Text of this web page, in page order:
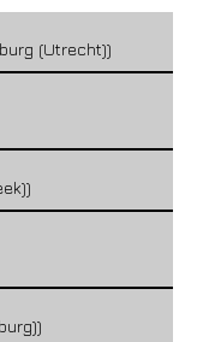
(Utrecht))